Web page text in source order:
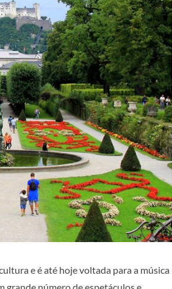
e é até hoje voltada para a música